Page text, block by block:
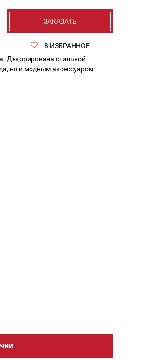
ЗАКАЗАТЬ
В ИЗБРАННОЕ
Декорирована стильной
но и модным аксессуаром.